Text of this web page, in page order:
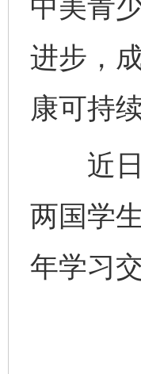
中美青
进步，
康可持
近日
两国学
年学习